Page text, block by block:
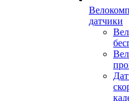
датчики